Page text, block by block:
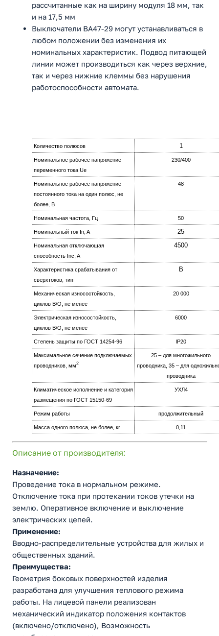
рассчитанные как на ширину модуля 18 мм, так
и на 17,5 мм
Выключатели ВА47-29 могут устанавливаться в
любом положении без изменения их
номинальных характеристик. Подвод питающей
линии может производиться как через верхние,
так и через нижние клеммы без нарушения
работоспособности автомата.
Количество полюсов 1
Номинальное рабочее напряжение
переменного тока Ue
230/400
Номинальное рабочее напряжение
постоянного тока на oдин полюс, не
более, B
48
Номинальная частота, Гц 50
Номинальный ток In, A 25
Номинальная отключающая
способность Inc, A
4500
Характеристика срабатывания от
сверхтоков, тип
B
Механическая износостойкость,
циклов B/О, не менее
20 000
Электрическая изноcoстойкость,
циклов B/О, не менее
6000
Степень защиты по ГОСТ 14254-96 IР20
Максимальное сечение подключаемых
проводников, мм2
25 – для многожильного
проводника, 35 – для
проводника
Климатическое исполнение и категория
размещения по ГОСТ 15150-69
УХЛ4
Режим работы продолжительный
Масса одного полюса, не более, кг 0,11
Описание от производителя:
Назначение:
Проведение тока в нормальном режиме.
Отключение тока при протекании токов утечки на
землю. Оперативное включение и выключение
электрических цепей.
Применение:
Вводно-распределительные устройства для жилых и
общественных зданий.
Преимущества:
Геометрия боковых поверхностей изделия
разработана для улучшения теплового режима
работы. На лицевой панели реализован
механический индикатор положения контактов
(включено/отключено), Возможность